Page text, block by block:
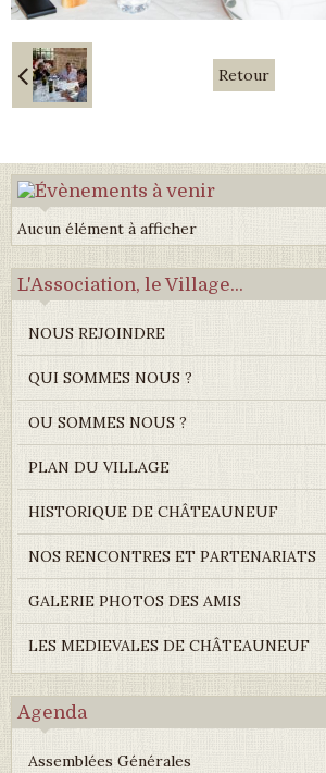
Retour
Aucun élément à afficher
L'Association, le Village...
NOUS REJOINDRE
QUI SOMMES NOUS ?
OU SOMMES NOUS ?
PLAN DU VILLAGE
HISTORIQUE DE CHÂTEAUNEUF
NOS RENCONTRES ET PARTENARIATS
GALERIE PHOTOS DES AMIS
LES MEDIEVALES DE CHÂTEAUNEUF
Agenda
Assemblées Générales